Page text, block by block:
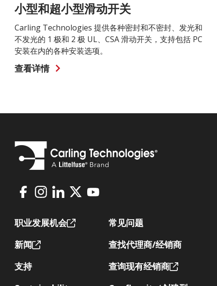
小型和超小型滑动开关
Carling Technologies 提供各种密封和不密封、发光和
不发光的 1 极和 2 极 UL、CSA 滑动开关，支持包括 PC
安装在内的各种安装选项。
查看详情
Facebook
Instagram
LinkedIn
X Youtube
Footer
职业发展机会
新闻
支持
常见问题
查找代理商/经销商
查询现有经销商